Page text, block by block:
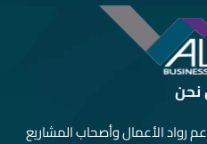
رواد الأعمال وأصحاب المشاريع